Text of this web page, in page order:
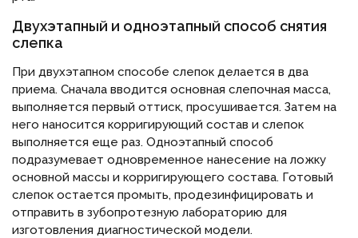
Двухэтапный и одноэтапный способ снятия
слепка
При двухэтапном способе слепок делается в два
приема. Сначала вводится основная слепочная масса,
выполняется первый оттиск, просушивается. Затем на
него наносится корригирующий состав и слепок
выполняется еще раз. Одноэтапный способ
подразумевает одновременное нанесение на ложку
основной массы и корригирующего состава. Готовый
слепок остается промыть, продезинфицировать и
отправить в зубопротезную лабораторию для
изготовления диагностической модели.